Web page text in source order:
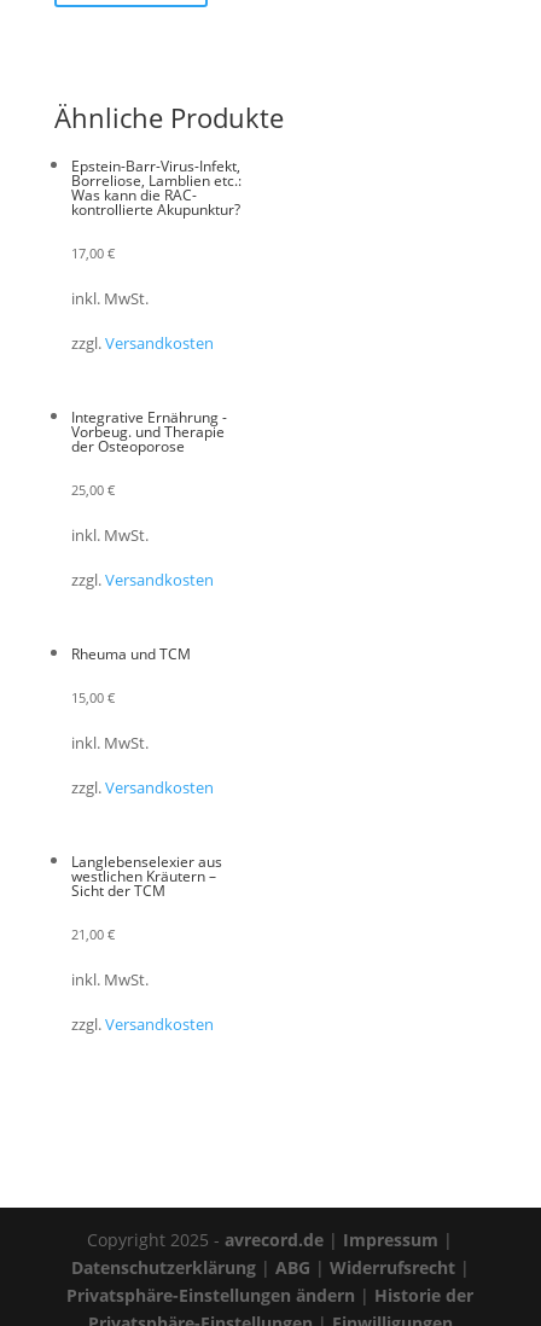
Ähnliche Produkte
Epstein-Barr-Virus-Infekt,
Borreliose, Lamblien etc.:
Was kann die RAC-
kontrollierte Akupunktur?
17,00 €
inkl. MwSt.
zzgl.Versandkosten
Integrative Ernährung -
Vorbeug. und Therapie
der Osteoporose
25,00 €
inkl. MwSt.
zzgl.Versandkosten
Rheuma und TCM
15,00 €
inkl. MwSt.
zzgl.Versandkosten
Langlebenselexier aus
westlichen Kräutern –
Sicht der TCM
21,00 €
inkl. MwSt.
zzgl.Versandkosten
Copyright 2025 -avrecord.de | Impressum |
Datenschutzerklärung| ABG | Widerrufsrecht|
Privatsphäre-Einstellungen ändern | Historie der